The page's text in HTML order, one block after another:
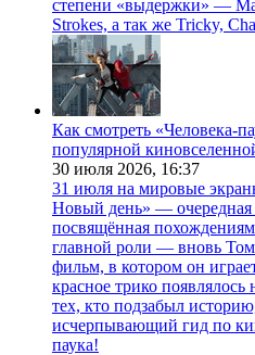
степени «выдержки» —
Strokes, а так же Tricky,
Как смотреть «Человека-
популярной
30 июля 2026, 16:37
31 июля на мировые
Новый день» —
посвящённая
главной роли — вновь
фильм, в котором он
красное трико
тех, кто подзабыл
исчерпывающий гид по
паука!